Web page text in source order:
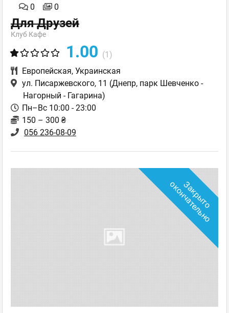
0 0
Для Друзей
Клуб Кафе
1.00 (1)
Европейская, Украинская
ул. Писаржевского, 11 (Днепр, парк Шевченко -
Нагорный - Гагарина)
Пн–Вс 10:00 - 23:00
150 – 300 ₴
056 236-08-09
З
а
к
р
ы
т
о
о
к
о
н
ч
а
т
е
л
ь
н
о